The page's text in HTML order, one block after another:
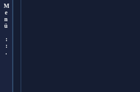
M
e
n
ü
:
:
.